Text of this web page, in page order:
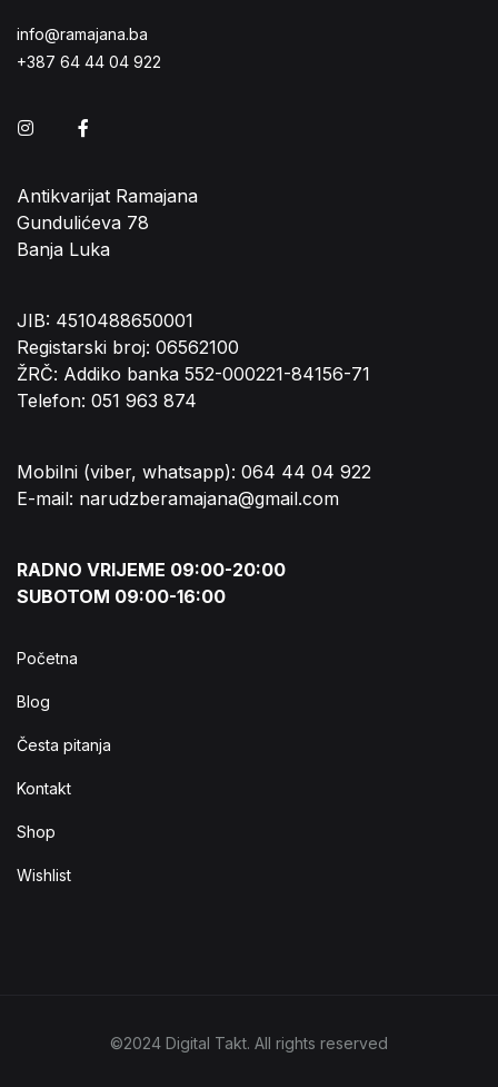
info@ramajana.ba
+387 64 44 04 922
Instagram
Antikvarijat Ramajana
Gundulićeva 78
Banja Luka
JIB: 4510488650001
Registarski broj: 06562100
ŽRČ: Addiko banka 552-000221-84156-71
Telefon: 051 963 874
Mobilni (viber, whatsapp): 064 44 04 922
E-mail: narudzberamajana@gmail.com
RADNO VRIJEME 09:00-20:00
SUBOTOM 09:00-16:00
Početna
Blog
Česta pitanja
Kontakt
Shop
Wishlist
©2024 Digital Takt. All rights reserved